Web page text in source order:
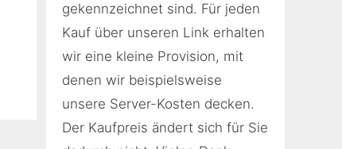
gekennzeichnet sind. Für jeden
Kauf über unseren Link erhalten
wir eine kleine Provision, mit
denen wir beispielsweise
unsere Server-Kosten decken.
Der Kaufpreis ändert sich für Sie